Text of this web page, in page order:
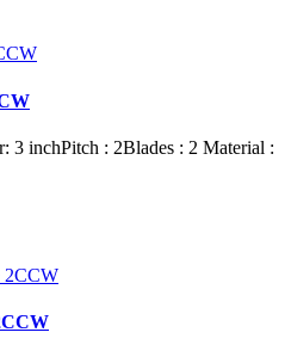
3 inchPitch : 2Blades : 2 Material :